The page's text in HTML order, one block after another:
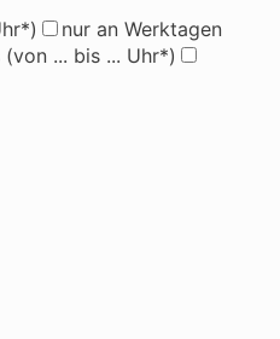
nur an Werktagen
... bis ... Uhr*)